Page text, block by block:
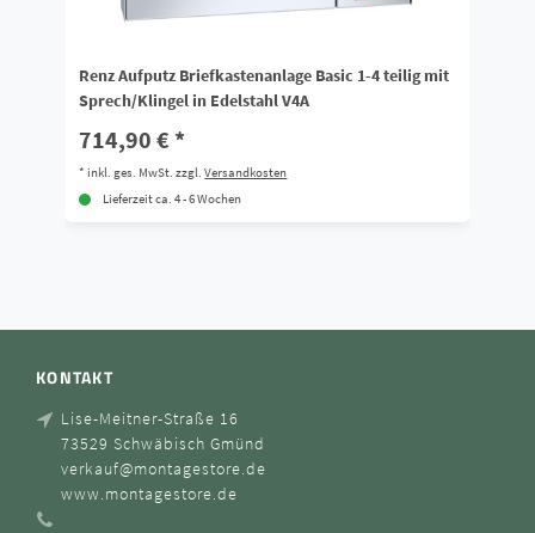
Renz Aufputz Briefkastenanlage Basic 1-4 teilig mit
Sprech/Klingel in Edelstahl V4A
714,90 € *
*inkl. ges. MwSt. zzgl.Versandkosten
Lieferzeit ca. 4 - 6 Wochen
KONTAKT
Lise-Meitner-Straße 16
73529 Schwäbisch Gmünd
verkauf@montagestore.de
www.montagestore.de